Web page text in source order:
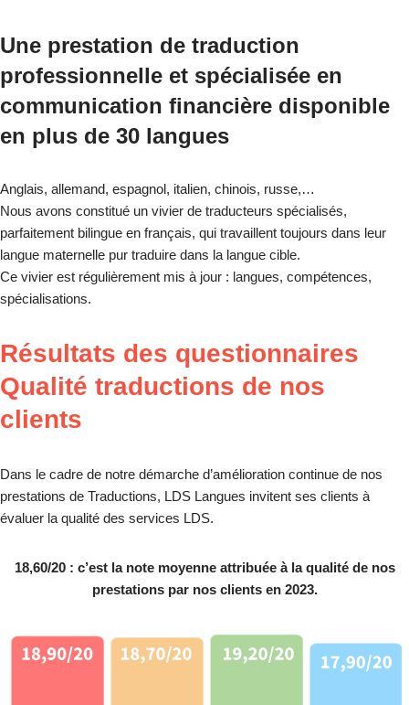
Une prestation de traduction
professionnelle et spécialisée en
communication financière disponible
en plus de 30 langues
Anglais, allemand, espagnol, italien, chinois, russe,…
Nous avons constitué un vivier de traducteurs spécialisés,
parfaitement bilingue en français, qui travaillent toujours dans leur
langue maternelle pur traduire dans la langue cible.
Ce vivier est régulièrement mis à jour : langues, compétences,
spécialisations.
Résultats des questionnaires
Qualité traductions de nos
clients
Dans le cadre de notre démarche d’amélioration continue de nos
prestations de Traductions, LDS Langues invitent ses clients à
évaluer la qualité des services LDS.
18,60/20 : c’est la note moyenne attribuée à la qualité de nos
prestations par nos clients en 2023.